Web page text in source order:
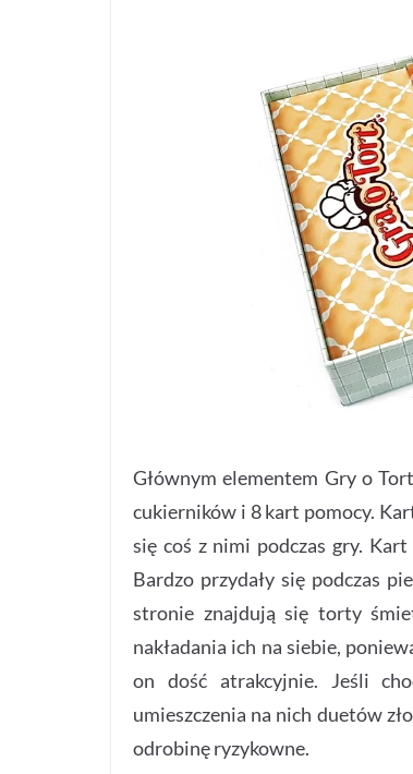
Głównym elementem Gry o
cukierników i 8 kart pomocy.
się coś z nimi podczas gry.
Bardzo przydały się podczas
stronie znajdują się torty
nakładania ich na siebie,
on dość atrakcyjnie. Jeśli
umieszczenia na nich duetów
odrobinę ryzykowne.